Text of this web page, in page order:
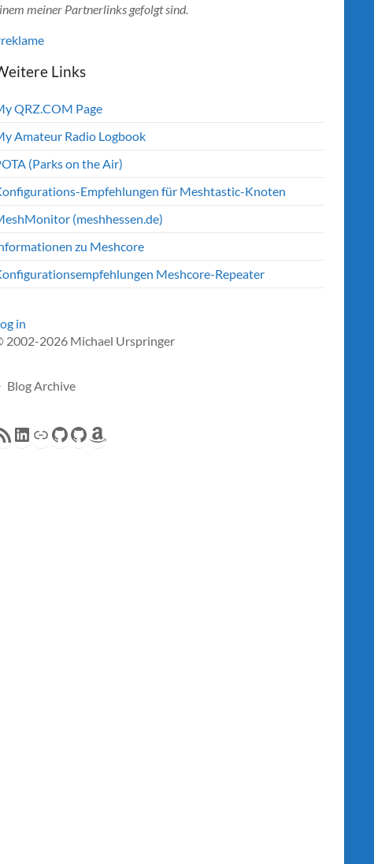
meiner Partnerlinks gefolgt sind.
Links
QRZ.COM Page
Amateur Radio Logbook
(Parks on the Air)
Empfehlungen für Meshtastic-Knoten
(meshhessen.de)
zu Meshcore
Meshcore-Repeater
in
2002-2026 Michael Urspringer
Blog Archive
Feed
LinkedIn
LinkGitHub
GitHub
Amazon